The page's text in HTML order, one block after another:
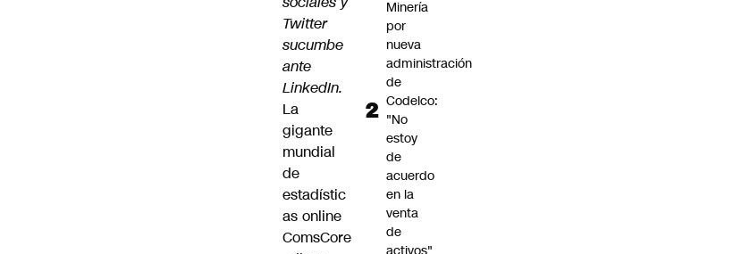
Twitter
sucumbe
ante
LinkedIn.
La
gigante
mundial
de
estadístic
as online
ComsCore
Minería
por
nueva
administración
de
Codelco:
"No
estoy
de
acuerdo
en la
venta
de